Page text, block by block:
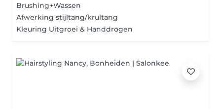
Brushing+Wassen
Afwerking stijltang/krultang
Kleuring Uitgroei & Handdrogen